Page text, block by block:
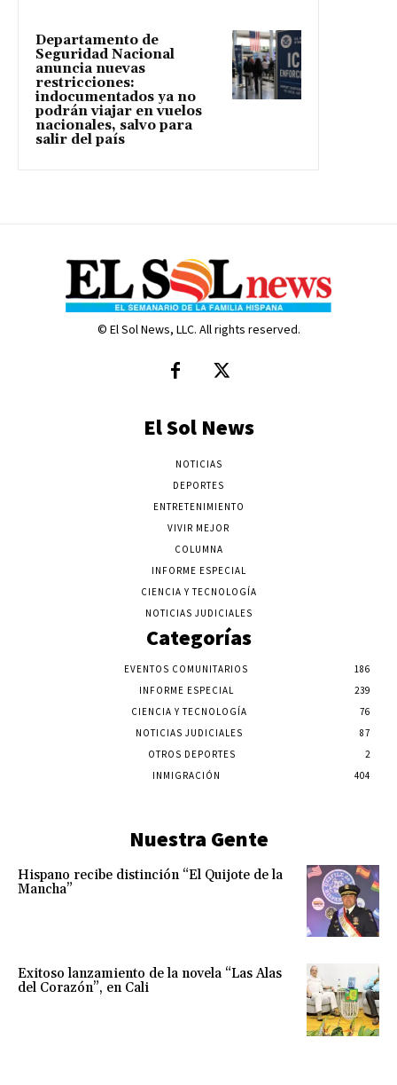
Departamento de
Seguridad Nacional
anuncia nuevas
restricciones:
indocumentados ya no
podrán viajar en vuelos
nacionales, salvo para
salir del país
© El Sol News, LLC. All rights reserved.
El Sol News
NOTICIAS
DEPORTES
ENTRETENIMIENTO
VIVIR MEJOR
COLUMNA
INFORME ESPECIAL
CIENCIA Y TECNOLOGÍA
NOTICIAS JUDICIALES
Categorías
EVENTOS COMUNITARIOS
186
INFORME ESPECIAL
239
CIENCIA Y TECNOLOGÍA
76
NOTICIAS JUDICIALES
87
OTROS DEPORTES
2
INMIGRACIÓN
404
Nuestra Gente
Hispano recibe distinción “El Quijote de la
Mancha”
Exitoso lanzamiento de la novela “Las Alas
del Corazón”, en Cali